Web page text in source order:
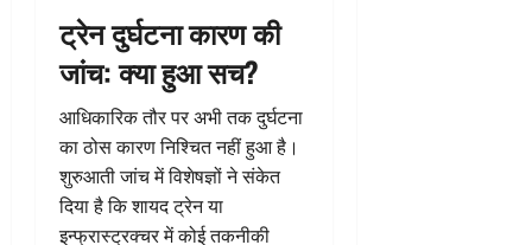
ट्रेन दुर्घटना कारण की
जांच: क्या हुआ सच?
आधिकारिक तौर पर अभी तक दुर्घटना
का ठोस कारण निश्चित नहीं हुआ है।
शुरुआती जांच में विशेषज्ञों ने संकेत
दिया है कि शायद ट्रेन या
इन्फ्रास्ट्रक्चर में कोई तकनीकी